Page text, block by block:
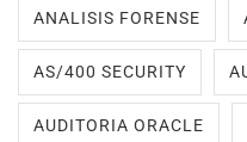
ANALISIS FORENSE
AS/400 SECURITY
AUDITORIA ORACLE